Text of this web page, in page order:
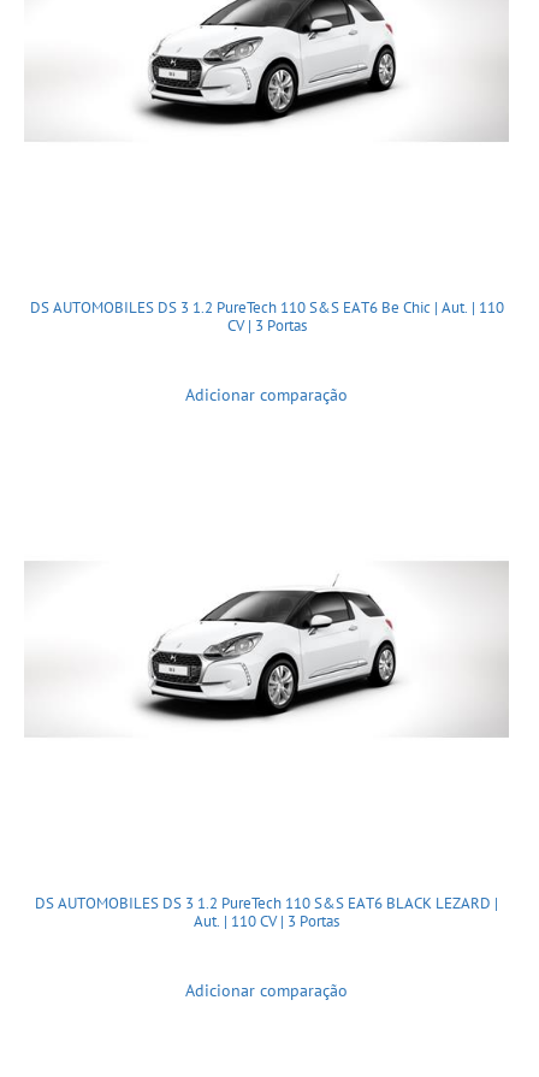
DS AUTOMOBILES DS 3 1.2 PureTech 110 S&S EAT6 Be Chic | Aut. | 110
CV | 3 Portas
Adicionar comparação
DS AUTOMOBILES DS 3 1.2 PureTech 110 S&S EAT6 BLACK LEZARD |
Aut. | 110 CV | 3 Portas
Adicionar comparação